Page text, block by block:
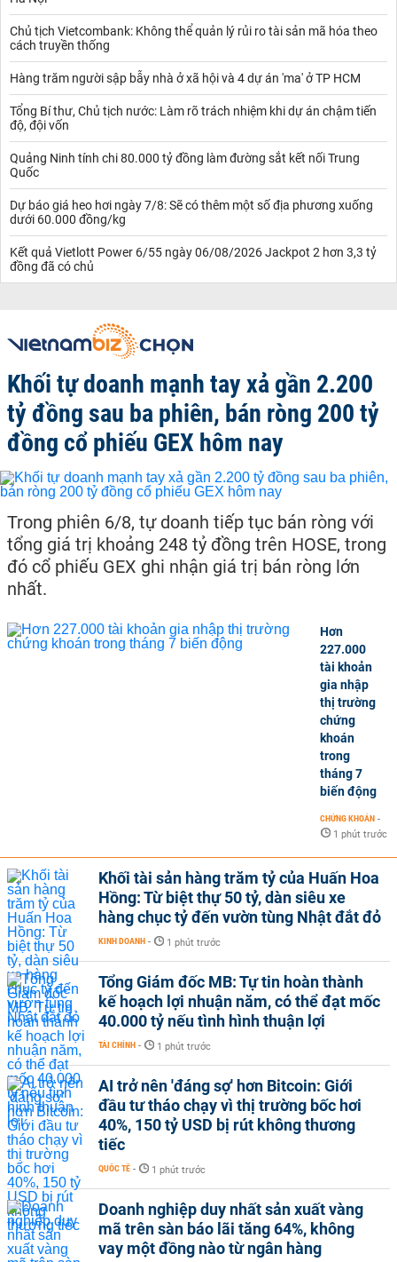
Chủ tịch Vietcombank: Không thể quản lý rủi ro tài sản mã hóa theo
cách truyền thống
Hàng trăm người sập bẫy nhà ở xã hội và 4 dự án 'ma' ở TP HCM
Tổng Bí thư, Chủ tịch nước: Làm rõ trách nhiệm khi dự án chậm tiến
độ, đội vốn
Quảng Ninh tính chi 80.000 tỷ đồng làm đường sắt kết nối Trung
Quốc
Dự báo giá heo hơi ngày 7/8: Sẽ có thêm một số địa phương xuống
dưới 60.000 đồng/kg
Kết quả Vietlott Power 6/55 ngày 06/08/2026 Jackpot 2 hơn 3,3 tỷ
đồng đã có chủ
Khối tự doanh mạnh tay xả gần 2.200
tỷ đồng sau ba phiên, bán ròng 200 tỷ
đồng cổ phiếu GEX hôm nay
Trong phiên 6/8, tự doanh tiếp tục bán ròng với
tổng giá trị khoảng 248 tỷ đồng trên HOSE, trong
đó cổ phiếu GEX ghi nhận giá trị bán ròng lớn
nhất.
Hơn
227.000
tài khoản
gia nhập
thị trường
chứng
khoán
trong
tháng 7
biến động
CHỨNG KHOÁN -
1 phút trước
Khối tài sản hàng trăm tỷ của Huấn Hoa
Hồng: Từ biệt thự 50 tỷ, dàn siêu xe
hàng chục tỷ đến vườn tùng Nhật đắt đỏ
KINH DOANH - 1 phút trước
Tổng Giám đốc MB: Tự tin hoàn thành
kế hoạch lợi nhuận năm, có thể đạt mốc
40.000 tỷ nếu tình hình thuận lợi
TÀI CHÍNH - 1 phút trước
AI trở nên 'đáng sợ' hơn Bitcoin: Giới
đầu tư tháo chạy vì thị trường bốc hơi
40%, 150 tỷ USD bị rút không thương
tiếc
QUỐC TẾ - 1 phút trước
Doanh nghiệp duy nhất sản xuất vàng
mã trên sàn báo lãi tăng 64%, không
vay một đồng nào từ ngân hàng